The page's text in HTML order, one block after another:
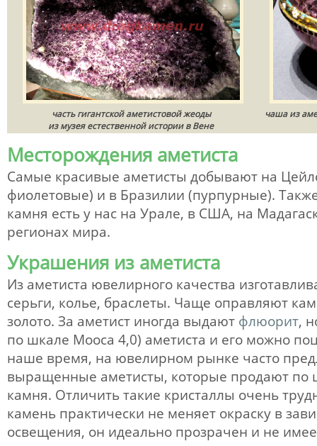
часть гигантской аметистовой жеоды
из музея естественной истории в Вене
чаша из
Месторождения аметиста
Самые красивые аметисты добывают на
фиолетовые) и в Бразилии (пурпурные).
камня есть у нас на Урале, в США, на
регионах мира.
Украшения из аметиста
Из аметиста ювелирного качества
серьги, колье, браслеты. Чаще оправляют
золото. За аметист иногда выдают флюорит,
по шкале Мооса 4,0) аметиста и его можно
наше время, на ювелирном рынке часто
выращенные аметисты, которые продают по
камня. Отличить такие кристаллы очень
камень практически не меняет окраску в
освещения, он идеально прозрачен и не